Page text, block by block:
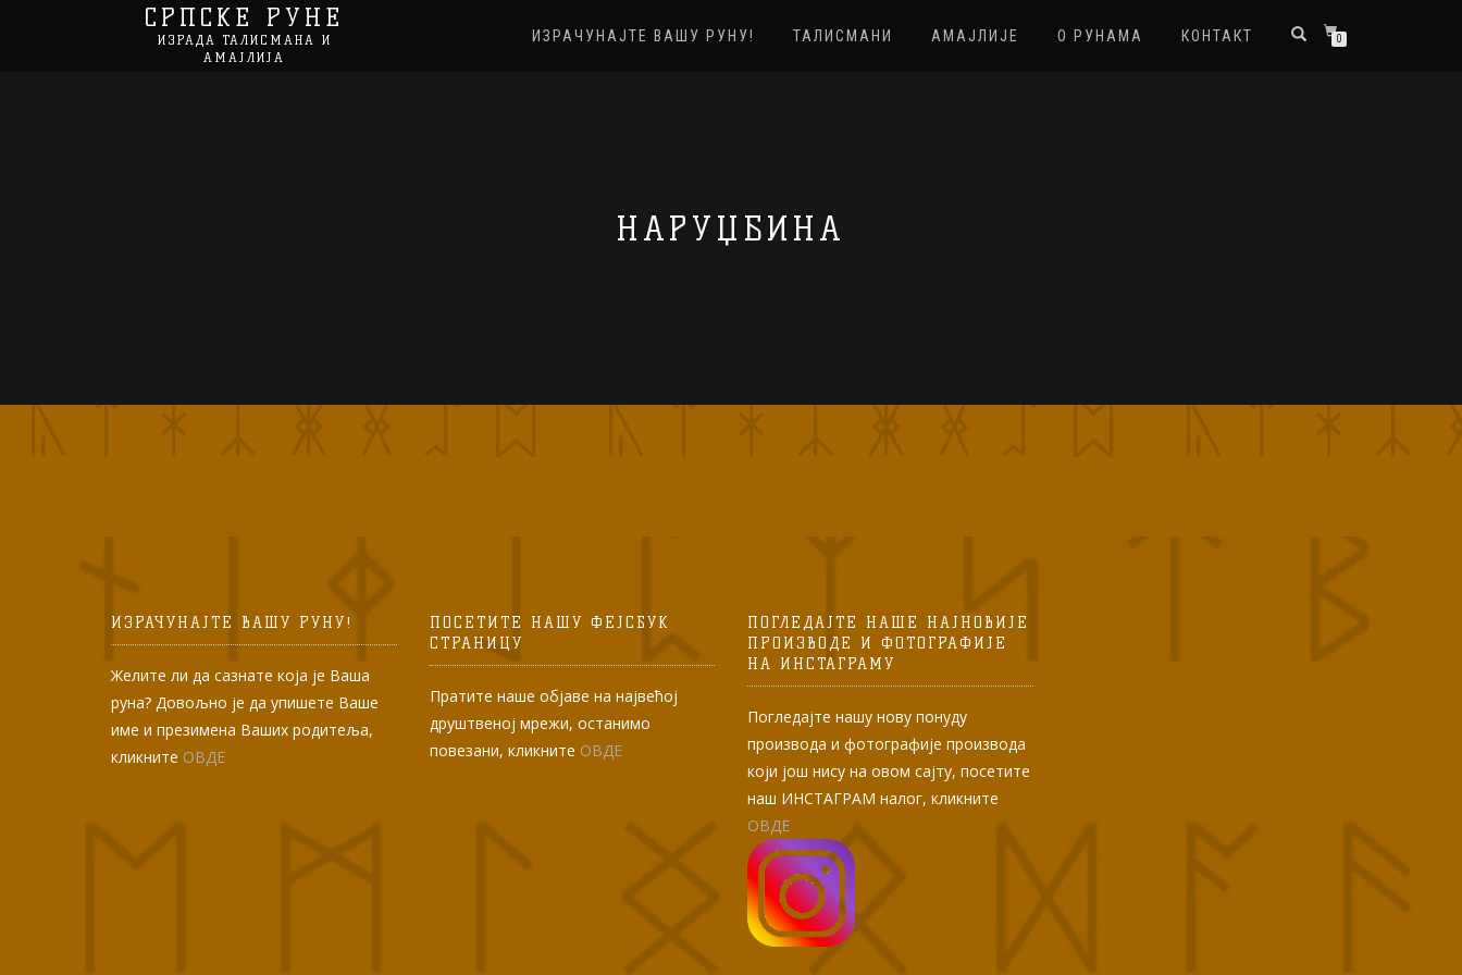
СРПСКЕ РУНЕ
ИЗРАДА ТАЛИСМАНА И
АМАЈЛИЈА
ИЗРАЧУНАЈТЕ ВАШУ РУНУ! ТАЛИСМАНИ АМАЈЛИЈЕ О РУНАМА КОНТАКТ 0
НАРУЏБИНА
ИЗРАЧУНАЈТЕ ВАШУ РУНУ!
Желите ли да сазнате која је Ваша
руна? Довољно је да упишете Ваше
име и презимена Ваших родитеља,
кликните ОВДЕ
ПОСЕТИТЕ НАШУ ФЕЈСБУК
СТРАНИЦУ
Пратите наше објаве на највећој
друштвеној мрежи, останимо
повезани, кликните ОВДЕ
ПОГЛЕДАЈТЕ НАШЕ НАЈНОВИЈЕ
ПРОИЗВОДЕ И ФОТОГРАФИЈЕ
НА ИНСТАГРАМУ
Погледајте нашу нову понуду
производа и фотографије производа
који још нису на овом сајту, посетите
наш ИНСТАГРАМ налог, кликните
ОВДЕ